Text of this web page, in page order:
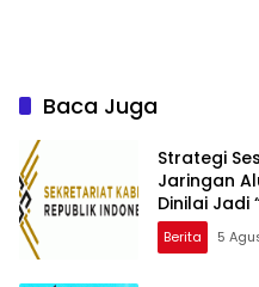
Baca Juga
Strategi
Jaringan
Dinilai Jadi
Loyalitas
Berita 5